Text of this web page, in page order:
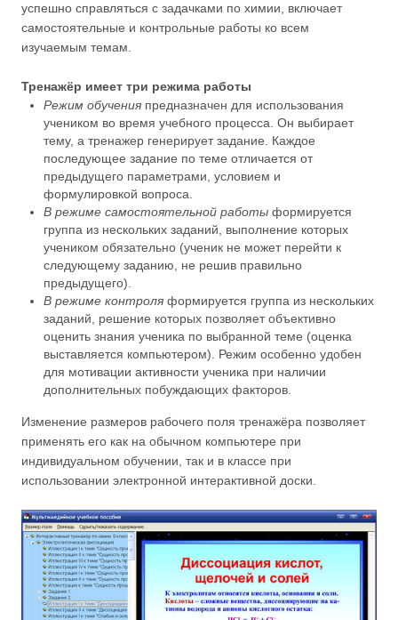
успешно справляться с задачками по химии, включает
самостоятельные и контрольные работы ко всем
изучаемым темам.
Тренажёр имеет три режима работы
Режим обучения предназначен для использования
учеником во время учебного процесса. Он выбирает
тему, а тренажер генерирует задание. Каждое
последующее задание по теме отличается от
предыдущего параметрами, условием и
формулировкой вопроса.
В режиме самостоятельной работы формируется
группа из нескольких заданий, выполнение которых
учеником обязательно (ученик не может перейти к
следующему заданию, не решив правильно
предыдущего).
В режиме контроля формируется группа из нескольких
заданий, решение которых позволяет объективно
оценить знания ученика по выбранной теме (оценка
выставляется компьютером). Режим особенно удобен
для мотивации активности ученика при наличии
дополнительных побуждающих факторов.
Изменение размеров рабочего поля тренажёра позволяет
применять его как на обычном компьютере при
индивидуальном обучении, так и в классе при
использовании электронной интерактивной доски.